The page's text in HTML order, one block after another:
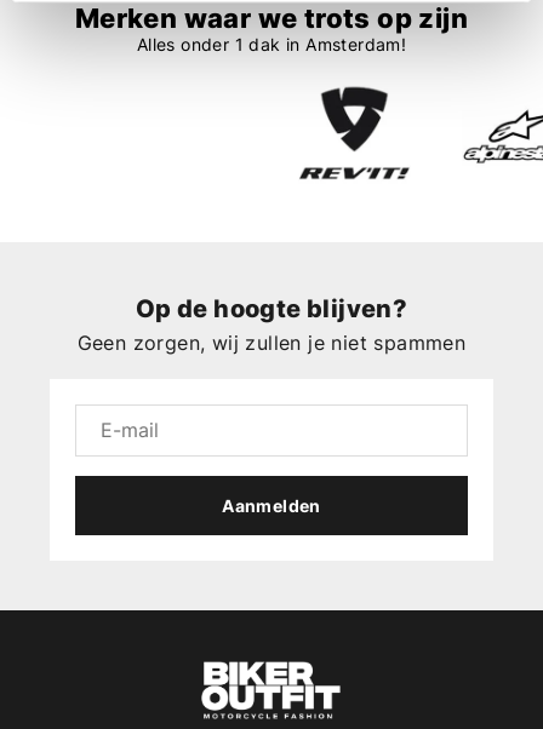
Merken waar we trots op zijn
Alles onder 1 dak in Amsterdam!
Op de hoogte blijven?
Geen zorgen, wij zullen je niet spammen
Aanmelden